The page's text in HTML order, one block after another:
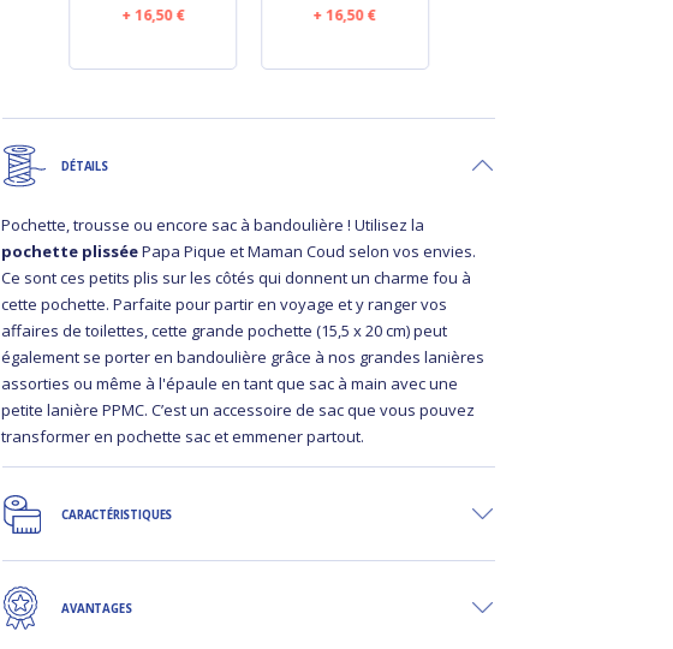
16,50 €
16,50 €
DÉTAILS
Pochette, trousse ou encore sac à bandoulière ! Utilisez la
pochette plisséePapa Pique et Maman Coud selon vos envies.
Ce sont ces petits plis sur les côtés qui donnent un charme fou à
cette pochette. Parfaite pour partir en voyage et y ranger vos
affaires de toilettes, cette grande pochette (15,5 x 20 cm) peut
également se porter en bandoulière grâce à nos grandes lanières
assorties ou même à l'épaule en tant que sac à main avec une
petite lanière PPMC. C’est un accessoire de sac que vous pouvez
transformer en pochette sac et emmener partout.
CARACTÉRISTIQUES
AVANTAGES